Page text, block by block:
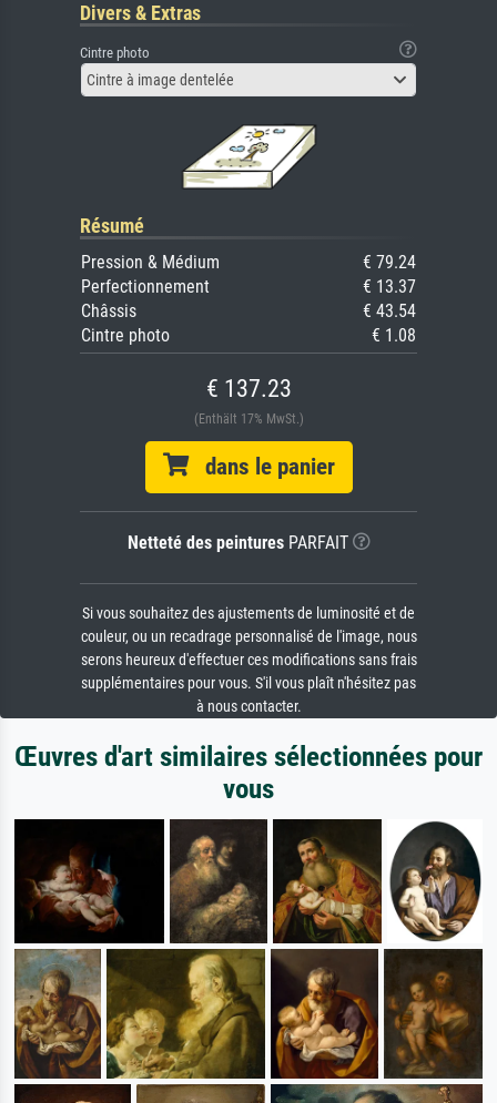
Divers & Extras
Cintre photo
Cintre à image dentelée
Résumé
Pression & Médium
€ 79.24
Perfectionnement
€ 13.37
Châssis
€ 43.54
Cintre photo
€ 1.08
€ 137.23
(Enthält 17% MwSt.)
dans le panier
Netteté des peinturesPARFAIT
Si vous souhaitez des ajustements de luminosité et de
couleur, ou un recadrage personnalisé de l'image, nous
serons heureux d'effectuer ces modifications sans frais
supplémentaires pour vous. S'il vous plaît n'hésitez pas
à nous contacter.
Œuvres d'art similaires sélectionnées pour
vous